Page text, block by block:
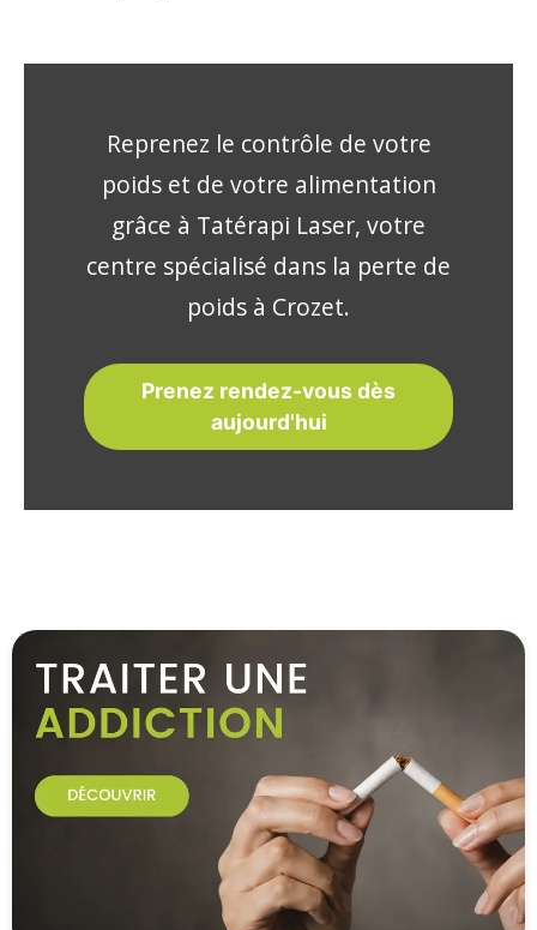
Reprenez le contrôle de votre
poids et de votre alimentation
grâce à Tatérapi Laser, votre
centre spécialisé dans la perte de
poids à Crozet.
Prenez rendez-vous dès
aujourd'hui